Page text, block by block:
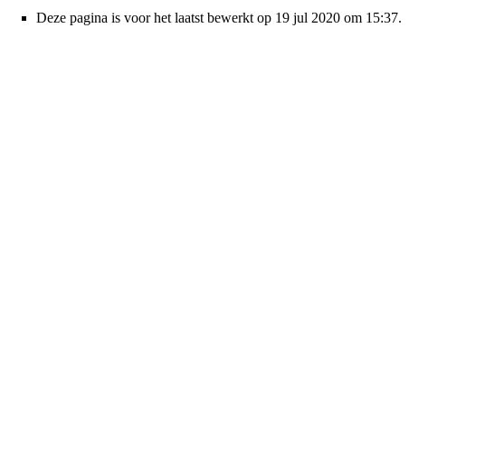
Deze pagina is voor het laatst bewerkt op 19 jul 2020 om 15:37.